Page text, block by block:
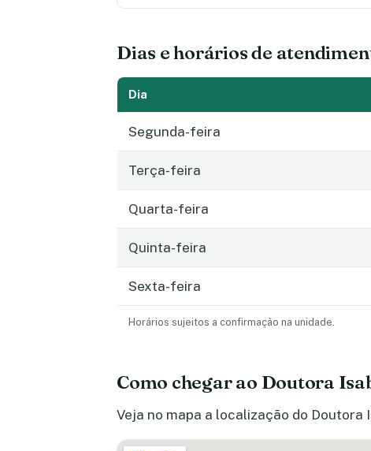
Dias e horários de
Dia
Segunda-feira
Terça-feira
Quarta-feira
Quinta-feira
Sexta-feira
Horários sujeitos a confirmação na unidade.
Como chegar ao Doutora
Veja no mapa a localização do